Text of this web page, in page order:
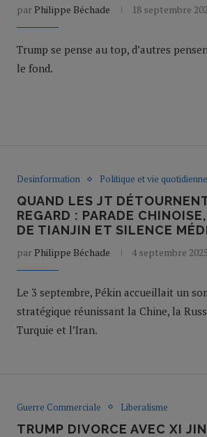
par Philippe Béchade 18 septembre
Trump se pense au top, d’autres
le fond.
Desinformation Politique et vie quotidienne
QUAND LES JT
REGARD : PARADE
DE TIANJIN ET SILENCE
par Philippe Béchade 4 septembre 2025
Le 3 septembre, Pékin accueillait un
stratégique réunissant la Chine, la
Turquie et l’Iran.
Guerre Commerciale Liberalisme
TRUMP DIVORCE AVEC XI